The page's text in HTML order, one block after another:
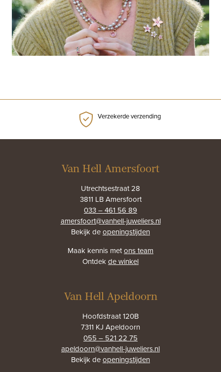
Verzekerde verzending
Van Hell Amersfoort
Utrechtsestraat 28
3811 LB Amersfoort
033 – 461 56 89
amersfoort@vanhell-juweliers.nl
Bekijk deopeningstijden
Maak kennis metons team
Ontdekde winkel
Van Hell Apeldoorn
Hoofdstraat 120B
7311 KJ Apeldoorn
055 – 521 22 75
apeldoorn@vanhell-juweliers.nl
Bekijk deopeningstijden